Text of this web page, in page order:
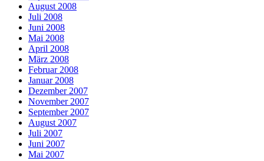
August 2008
Juli 2008
Juni 2008
Mai 2008
April 2008
März 2008
Februar 2008
Januar 2008
Dezember 2007
November 2007
September 2007
August 2007
Juli 2007
Juni 2007
Mai 2007